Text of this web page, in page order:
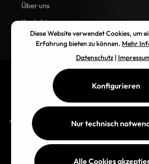
Über uns
Kontakt
AGB Impressum Datenschutz
Diese Website verwendet Cookies, um
Erfahrung bieten zu können. Mehr
Datenschutz|
Nur technisch
Konfigurieren
Alle Cookies